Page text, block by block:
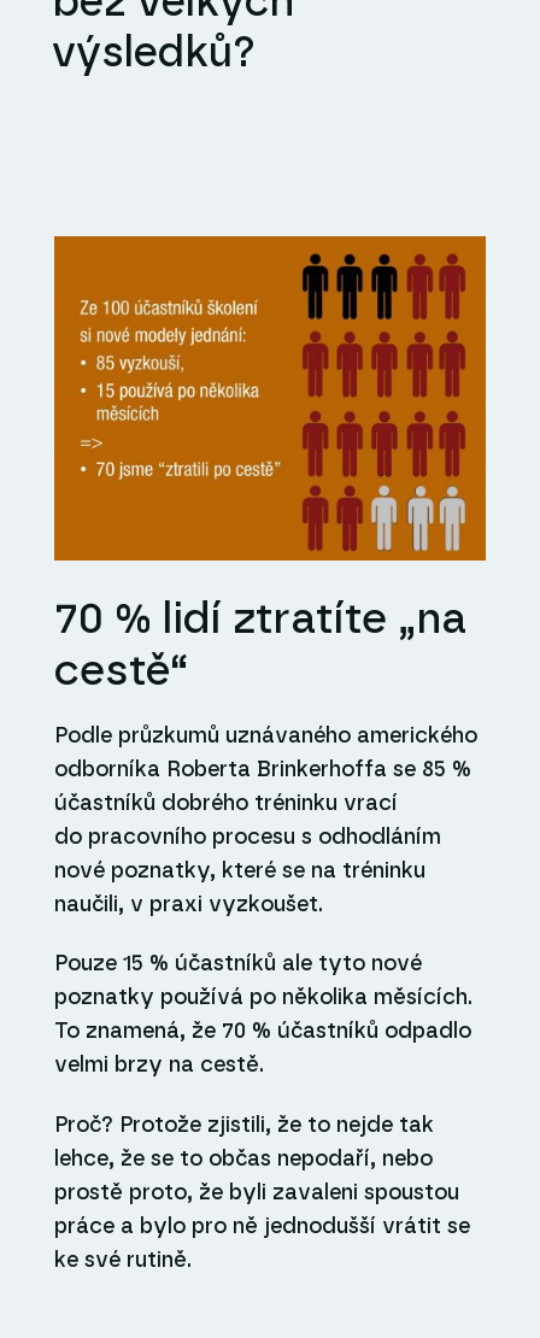
výsledků?
70 % lidí ztratíte „na
cestě“
Podle průzkumů uznávaného amerického
odborníka Roberta Brinkerhoffa se 85 %
účastníků dobrého tréninku vrací
do pracovního procesu s odhodláním
nové poznatky, které se na tréninku
naučili, v praxi vyzkoušet.
Pouze 15 % účastníků ale tyto nové
poznatky používá po několika měsících.
To znamená, že 70 % účastníků odpadlo
velmi brzy na cestě.
Proč? Protože zjistili, že to nejde tak
lehce, že se to občas nepodaří, nebo
prostě proto, že byli zavaleni spoustou
práce a bylo pro ně jednodušší vrátit se
ke své rutině.